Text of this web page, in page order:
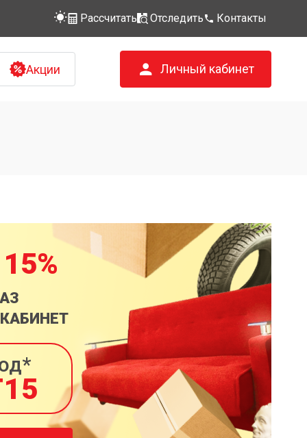
Рассчитать Отследить Контакты
Акции Личный кабинет